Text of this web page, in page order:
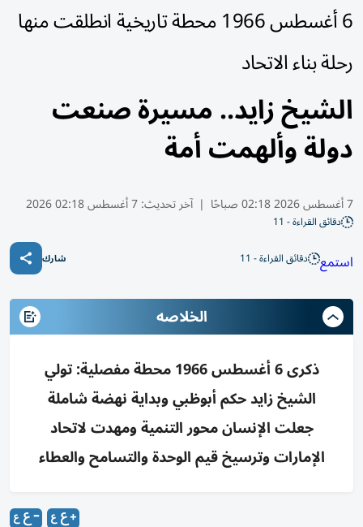
6 أغسطس 1966 محطة تاريخية انطلقت منها
رحلة بناء الاتحاد
الشيخ زايد.. مسيرة صنعت
دولة وألهمت أمة
7 أغسطس 2026 02:18 صباحًا | آخر تحديث:7 أغسطس 02:18 2026
دقائق القراءة - 11
استمع دقائق القراءة - 11 شارك
الخلاصه
ذكرى 6 أغسطس 1966 محطة مفصلية: تولي
الشيخ زايد حكم أبوظبي وبداية نهضة شاملة
جعلت الإنسان محور التنمية ومهدت لاتحاد
الإمارات وترسيخ قيم الوحدة والتسامح والعطاء